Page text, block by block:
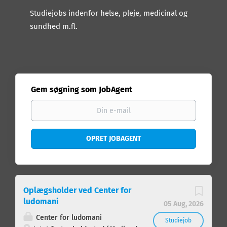
Studiejobs indenfor helse, pleje, medicinal og
sundhed m.fl.
Gem søgning som JobAgent
05 Aug, 2026
Studiejob
Oplægsholder ved Center for
ludomani
Center for ludomani